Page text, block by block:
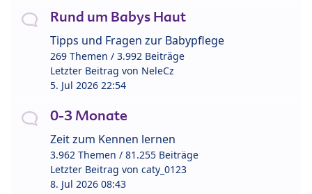
Rund um Babys Haut
Tipps und Fragen zur Babypflege
269 Themen / 3.992 Beiträge
Letzter Beitrag von NeleCz
5. Jul 2026 22:54
0-3 Monate
Zeit zum Kennen lernen
3.962 Themen / 81.255 Beiträge
Letzter Beitrag von caty_0123
8. Jul 2026 08:43